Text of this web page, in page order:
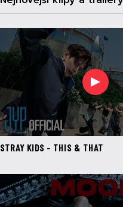
STRAY KIDS - THIS & THAT